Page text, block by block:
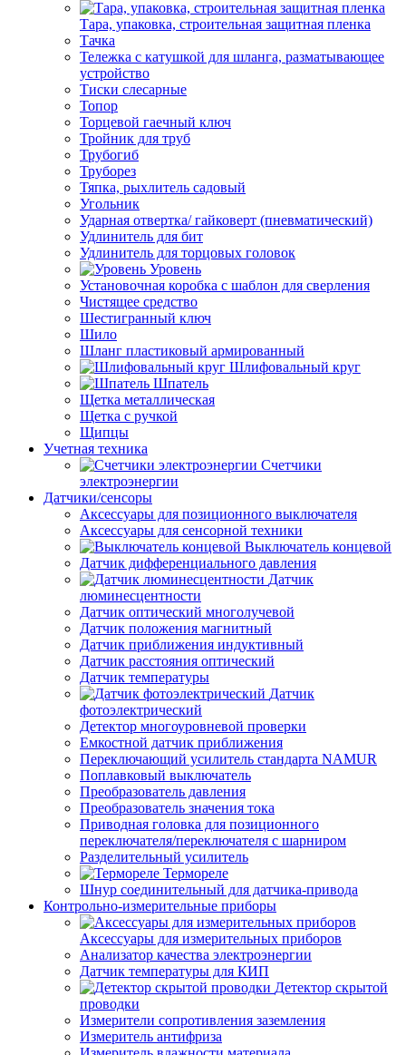
Тара, упаковка, строительная защитная пленка
Тачка
Тележка с катушкой для шланга, разматывающее
устройство
Тиски слесарные
Топор
Торцевой гаечный ключ
Тройник для труб
Трубогиб
Труборез
Тяпка, рыхлитель садовый
Угольник
Ударная отвертка/ гайковерт (пневматический)
Удлинитель для бит
Удлинитель для торцовых головок
Уровень
Установочная коробка с шаблон для сверления
Чистящее средство
Шестигранный ключ
Шило
Шланг пластиковый армированный
Шлифовальный круг
Шпатель
Щетка металлическая
Щетка с ручкой
Щипцы
Учетная техника
Счетчики
электроэнергии
Датчики/сенсоры
Аксессуары для позиционного выключателя
Аксессуары для сенсорной техники
Выключатель концевой
Датчик дифференциального давления
Датчик
люминесцентности
Датчик оптический многолучевой
Датчик положения магнитный
Датчик приближения индуктивный
Датчик расстояния оптический
Датчик температуры
Датчик
фотоэлектрический
Детектор многоуровневой проверки
Емкостной датчик приближения
Переключающий усилитель стандарта NAMUR
Поплавковый выключатель
Преобразователь давления
Преобразователь значения тока
Приводная головка для позиционного
переключателя/переключателя с шарниром
Разделительный усилитель
Термореле
Шнур соединительный для датчика-привода
Контрольно-измерительные приборы
Аксессуары для измерительных приборов
Анализатор качества электроэнергии
Датчик температуры для КИП
Детектор скрытой
проводки
Измерители сопротивления заземления
Измеритель антифриза